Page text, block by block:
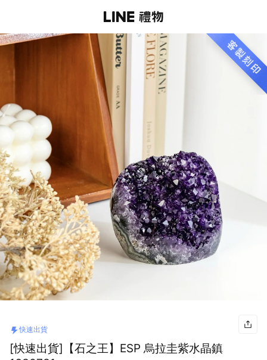
快速出貨
[快速出貨]【石之王】ESP 烏拉圭紫水晶鎮